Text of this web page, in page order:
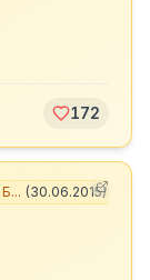
172
(30.06.2015)